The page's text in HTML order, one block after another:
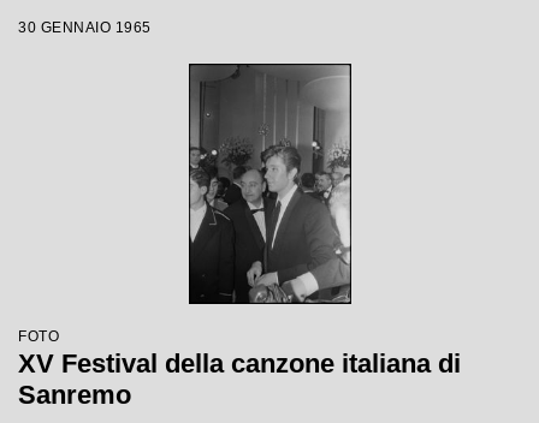
30 GENNAIO 1965
FOTO
XV Festival della canzone italiana di
Sanremo